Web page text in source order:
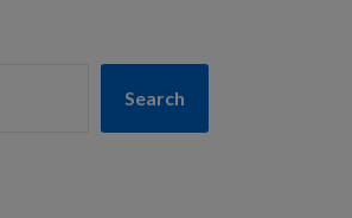
Search